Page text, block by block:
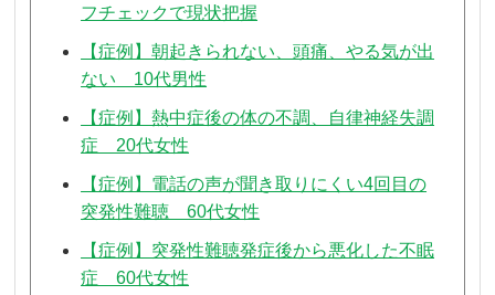
フチェックで現状把握
【症例】朝起きられない、頭痛、やる気が出
ない 10代男性
【症例】熱中症後の体の不調、自律神経失調
症 20代女性
【症例】電話の声が聞き取りにくい4回目の
突発性難聴 60代女性
【症例】突発性難聴発症後から悪化した不眠
症 60代女性